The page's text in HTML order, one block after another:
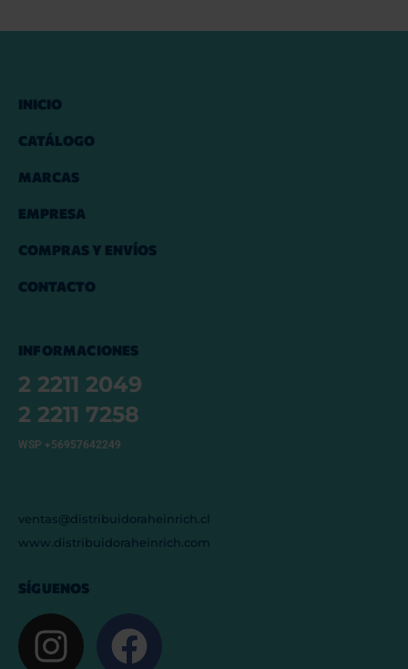
INICIO
CATÁLOGO
MARCAS
EMPRESA
COMPRAS Y ENVÍOS
CONTACTO
INFORMACIONES
2 2211 2049
2 2211 7258
WSP +56957642249
ventas@distribuidoraheinrich.cl
www.distribuidoraheinrich.com
SÍGUENOS